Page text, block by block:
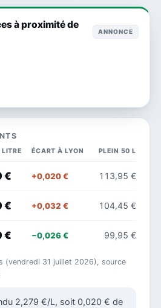
à proximité de
ANNONCE
ÉCART À LYON PLEIN 50 L
€ +0,020 € 113,95 €
€ +0,032 € 104,45 €
€ −0,026 € 99,95 €
(vendredi 31 juillet 2026), source
2,279 €/L, soit 0,020 € de